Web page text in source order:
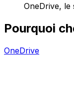
OneDrive, le
Pourquoi
OneDrive